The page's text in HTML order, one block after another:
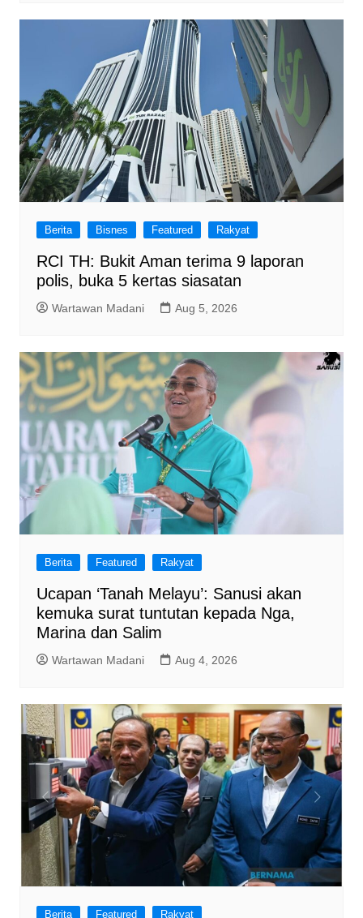
Berita Bisnes Featured Rakyat
RCI TH: Bukit Aman terima 9 laporan
polis, buka 5 kertas siasatan
Wartawan Madani Aug 5, 2026
Berita Featured Rakyat
Ucapan ‘Tanah Melayu’: Sanusi akan
kemuka surat tuntutan kepada Nga,
Marina dan Salim
Wartawan Madani Aug 4, 2026
Berita Featured Rakyat